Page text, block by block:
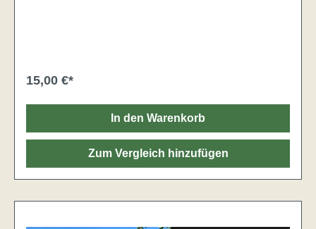
15,00 €*
In den Warenkorb
Zum Vergleich hinzufügen